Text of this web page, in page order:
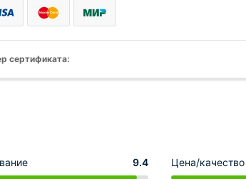
сертификата:
9.4 Цена/качество